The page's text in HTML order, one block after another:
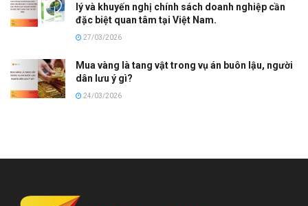
lý và khuyến nghị chính sách doanh nghiệp cần
đặc biệt quan tâm tại Việt Nam.
27/03/2026
Mua vàng là tang vật trong vụ án buôn lậu, người
dân lưu ý gì?
24/03/2026